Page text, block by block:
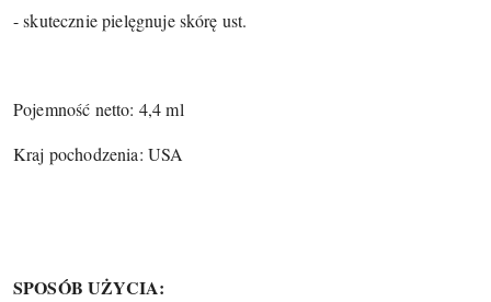
- skutecznie pielęgnuje skórę ust.
Pojemność netto: 4,4 ml
Kraj pochodzenia: USA
SPOSÓB UŻYCIA: